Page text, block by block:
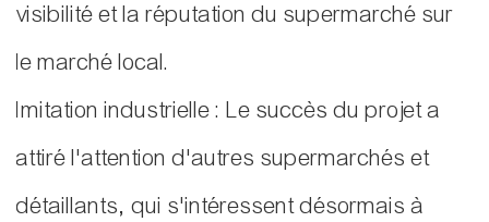
visibilité et la réputation du supermarché sur
le marché local.
Imitation industrielle : Le succès du projet a
attiré l'attention d'autres supermarchés et
détaillants, qui s'intéressent désormais à